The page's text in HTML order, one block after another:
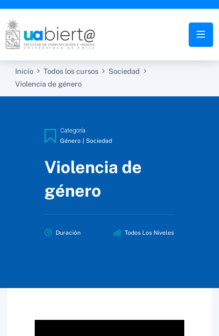
Inicio Todos los cursos
Sociedad
Violencia de género
Categoría
Género Sociedad
Violencia de
género
Duración Todos Los Niveles